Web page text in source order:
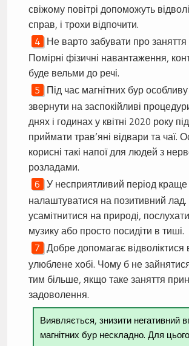
свіжому повітрі допоможуть
справ, і трохи відпочити.
Не варто забувати про
Помірні фізичні навантаження,
буде вельми до речі.
Під час магнітних бур
звернути на заспокійливі
днях і годинах у квітні 2020 року
приймати трав’яні відвари та чаї.
корисні такі напої для людей з
розладами.
У несприятливий період краще
налаштуватися на позитивний
усамітнитися на природі,
музику або просто посидіти в тиші.
Добре допомагає відволіктися
улюблене хобі. Чому б не
тим більше, якщо таке заняття
задоволення.
Виявляється, знизити негативний
магнітних бур нескладно. Для цього